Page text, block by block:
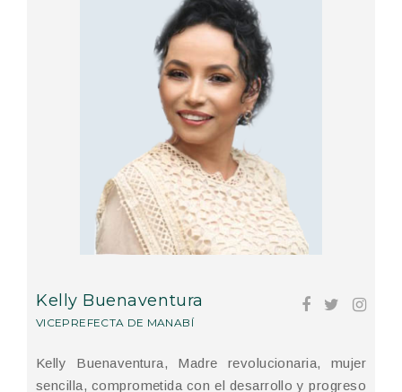
Kelly Buenaventura
VICEPREFECTA DE MANABÍ
Kelly Buenaventura, Madre revolucionaria, mujer
sencilla, comprometida con el desarrollo y progreso